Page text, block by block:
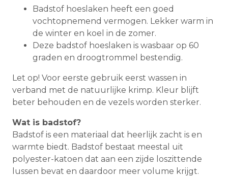
Badstof hoeslaken heeft een goed
vochtopnemend vermogen. Lekker warm in
de winter en koel in de zomer.
Deze badstof hoeslaken is wasbaar op 60
graden en droogtrommel bestendig.
Let op! Voor eerste gebruik eerst wassen in
verband met de natuurlijke krimp. Kleur blijft
beter behouden en de vezels worden sterker.
Wat is badstof?
Badstof is een materiaal dat heerlijk zacht is en
warmte biedt. Badstof bestaat meestal uit
polyester-katoen dat aan een zijde loszittende
lussen bevat en daardoor meer volume krijgt.